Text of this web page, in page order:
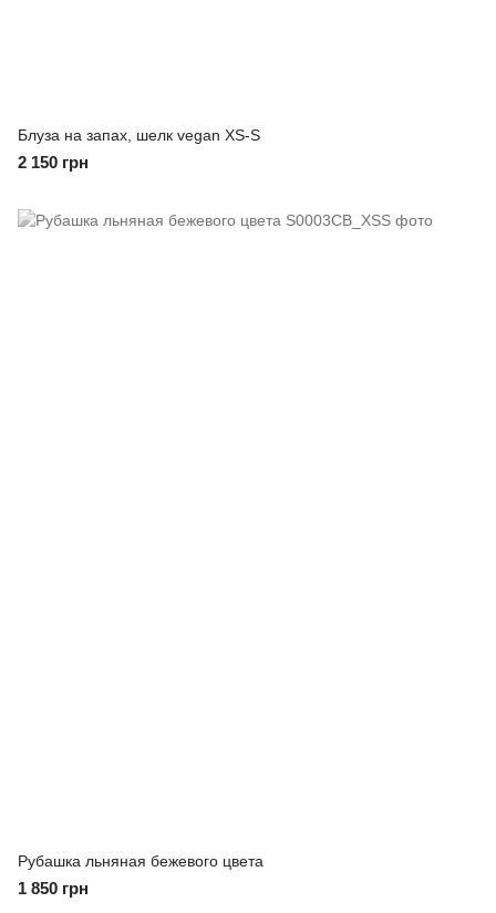
Блуза на запах, шелк vegan XS-S
2 150 грн
Рубашка льняная бежевого цвета
1 850 грн